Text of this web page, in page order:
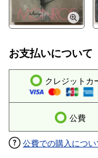
お支払いについて
クレジットカ
公費
公費での購入につい